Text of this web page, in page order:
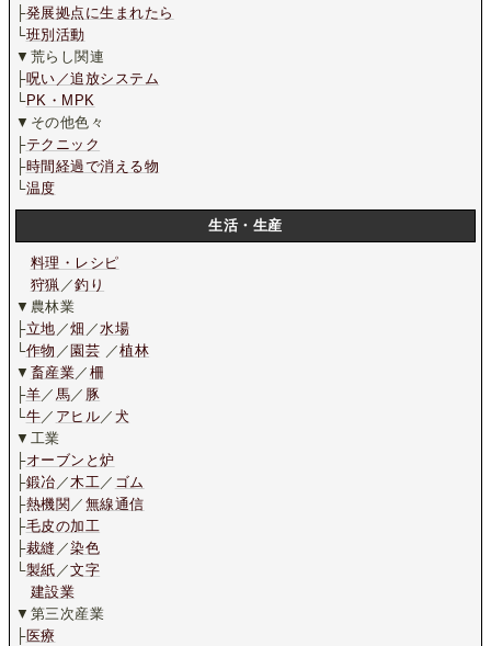
├発展拠点に生まれたら
└班別活動
▼荒らし関連
├呪い／追放システム
└PK・MPK
▼その他色々
├テクニック
├時間経過で消える物
└温度
生活・生産
料理・レシピ
狩猟 ／釣り
▼農林業
├立地 ／畑 ／水場
└作物 ／ 園芸 ／植林
▼ 畜産業／ 柵
├羊／ 馬／ 豚
└牛／ アヒル／ 犬
▼工業
├オーブンと炉
├鍛冶 ／木工／ ゴム
├熱機関 ／ 無線通信
├毛皮の加工
├裁縫 ／染色
└製紙 ／文字
建設業
▼第三次産業
├医療